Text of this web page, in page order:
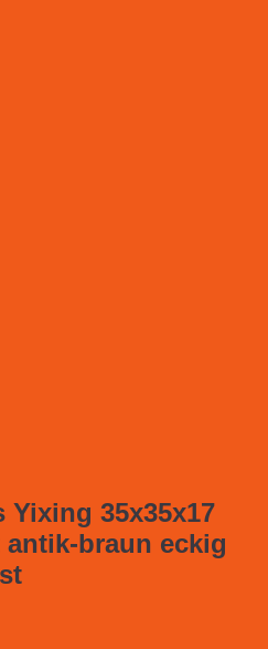
Yixing 35x35x17
braun eckig